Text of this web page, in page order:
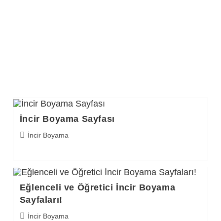
İncir Boyama Sayfası
Postİncir Boyama
Eğlenceli ve Öğretici İncir Boyama
Sayfaları!
Postİncir Boyama